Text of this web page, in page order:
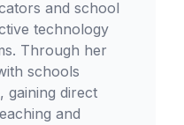
and school
technology
Through her
schools
gaining direct
and